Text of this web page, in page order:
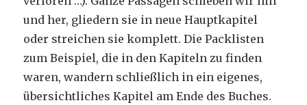
und her, gliedern sie in neue Hauptkapitel
oder streichen sie komplett. Die Packlisten
zum Beispiel, die in den Kapiteln zu finden
waren, wandern schließlich in ein eigenes,
übersichtliches Kapitel am Ende des Buches.